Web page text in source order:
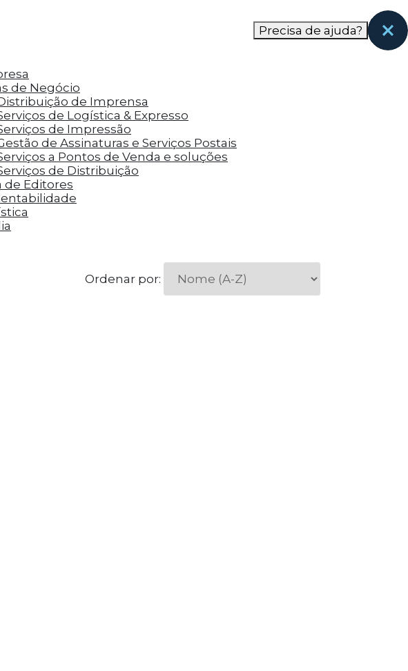
com base nas páginas que eles visitaram antes e analisar a
Precisa de ajuda?
de Negócio
de Imprensa
de Logística & Expresso
de Impressão
de Assinaturas e Serviços Postais
a Pontos de Venda e soluções
de Distribuição
de Editores
Ordenar por: